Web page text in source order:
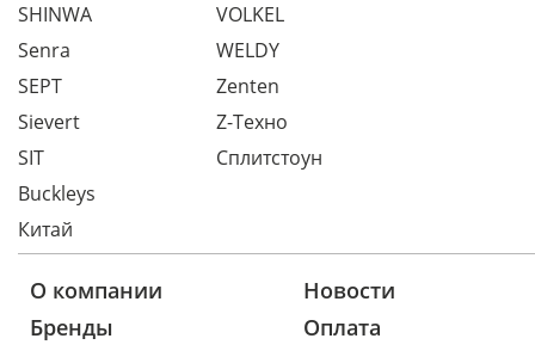
SHINWA
Senra
SEPT
Sievert
SIT
VOLKEL
WELDY
Zenten
Z-Техно
Сплитстоун
Buckleys
Китай
О компании
Новости
Бренды
Оплата